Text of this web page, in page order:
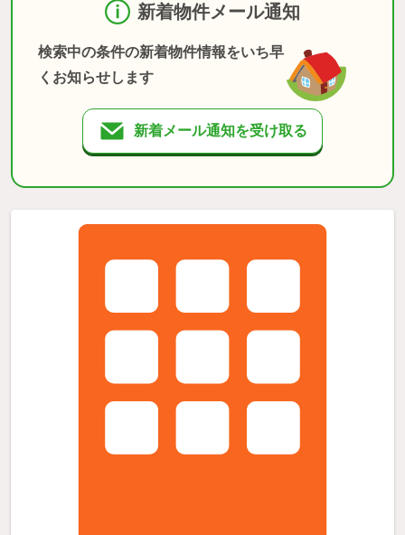
新着物件メール通知
検索中の条件の新着物件情報をいち早
くお知らせします
新着メール通知を受け取る